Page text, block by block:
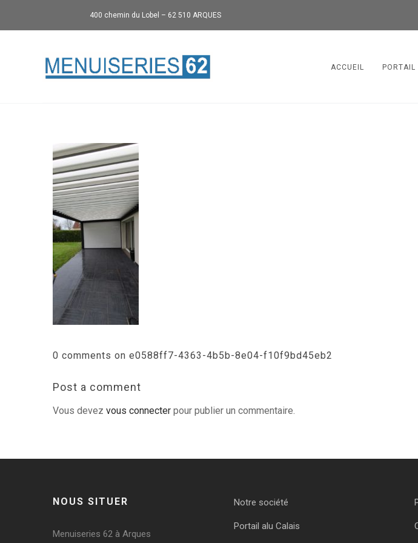
400 chemin du Lobel – 62 510 ARQUES
ACCUEIL PORTAIL
0 comments on e0588ff7-4363-4b5b-8e04-f10f9bd45eb2
Post a comment
Vous devezvous connecter pour publier un commentaire.
NOUS SITUER
Menuiseries 62 à Arques
Notre société
Portail alu Calais